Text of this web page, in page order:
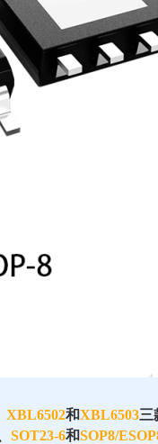
XBL6502和XBL6503三
SOT23-6和SOP8/